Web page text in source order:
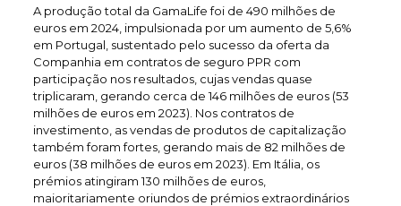
A produção total da GamaLife foi de 490 milhões de
euros em 2024, impulsionada por um aumento de 5,6%
em Portugal, sustentado pelo sucesso da oferta da
Companhia em contratos de seguro PPR com
participação nos resultados, cujas vendas quase
triplicaram, gerando cerca de 146 milhões de euros (53
milhões de euros em 2023). Nos contratos de
investimento, as vendas de produtos de capitalização
também foram fortes, gerando mais de 82 milhões de
euros (38 milhões de euros em 2023). Em Itália, os
prémios atingiram 130 milhões de euros,
maioritariamente oriundos de prémios extraordinários